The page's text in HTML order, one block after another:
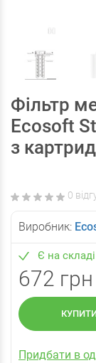
Фільтр
Ecosoft
з
0
Виробник:
Є на складі
672 грн
Придбати в